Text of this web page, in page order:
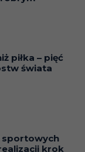
piłka – pięć
świata
krok